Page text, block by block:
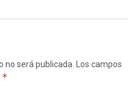
no será publicada.
Los campos
*